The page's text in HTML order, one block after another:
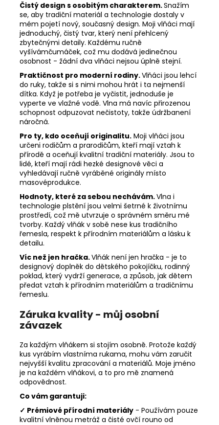
Čistý design s osobitým charakterem.Snažím
se, aby tradiční materiál a technologie dostaly v
mém pojetí nový, současný design. Moji vlňáci mají
jednoduchý, čistý tvar, který není přehlcený
zbytečnými detaily. Každému ručně
vyšívámčumáček, což mu dodává jedinečnou
osobnost - žádní dva vlňáci nejsou úplně stejní.
Praktičnost pro moderní rodiny.Vlňáci jsou lehcí
do ruky, takže si s nimi mohou hrát i ta nejmenší
dítka. Když je potřeba je vyčistit, jednoduše je
vyperte ve vlažné vodě. Vlna má navíc přirozenou
schopnost odpuzovat nečistoty, takže údržbanení
náročná.
Pro ty, kdo oceňují originalitu. Moji vlňáci jsou
určeni rodičům a prarodičům, kteří mají vztah k
přírodě a oceňují kvalitní tradiční materiály. Jsou to
lidé, kteří mají rádi hezké designové věci a
vyhledávají ručně vyráběné originály místo
masovéprodukce.
Hodnoty, které za sebou nechávám.Vlna i
technologie plstění jsou velmi šetrné k životnímu
prostředí, což mě utvrzuje o správném směru mé
tvorby. Každý vlňák v sobě nese kus tradičního
řemesla, respekt k přírodním materiálům a lásku k
detailu.
Víc než jen hračka.Vlňák není jen hračka - je to
designový doplněk do dětského pokojíčku, rodinný
poklad, který vydrží generace, a způsob, jak dětem
předat vztah k přírodním materiálům a tradičnímu
řemeslu.
Záruka kvality - můj osobní
závazek
Za každým vlňákem si stojím osobně. Protože každý
kus vyrábím vlastníma rukama, mohu vám zaručit
nejvyšší kvalitu zpracování a materiálů. Moje jméno
je na každém vlňákovi, a to pro mě znamená
odpovědnost.
Co vám garantuji:
✓ Prémiové přírodní materiály - Používám pouze
kvalitní vlněnou metráž a čisté ovčí rouno od